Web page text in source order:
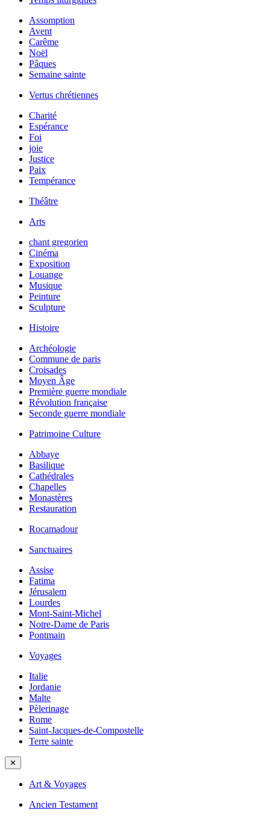
Assomption
Avent
Carême
Noël
Pâques
Semaine sainte
Vertus chrétiennes
Charité
Espérance
Foi
joie
Justice
Paix
Tempérance
Théâtre
Arts
chant gregorien
Cinéma
Exposition
Louange
Musique
Peinture
Sculpture
Histoire
Archéologie
Commune de paris
Croisades
Moyen Âge
Première guerre mondiale
Révolution française
Seconde guerre mondiale
Patrimoine Culture
Abbaye
Basilique
Cathédrales
Chapelles
Monastères
Restauration
Rocamadour
Sanctuaires
Assise
Fatima
Jérusalem
Lourdes
Mont-Saint-Michel
Notre-Dame de Paris
Pontmain
Voyages
Italie
Jordanie
Malte
Pèlerinage
Rome
Saint-Jacques-de-Compostelle
Terre sainte
✕
Art & Voyages
Ancien Testament